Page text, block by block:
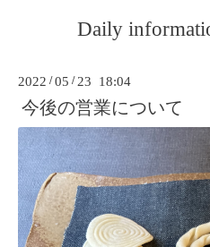
Daily
2022 /05 / 23 18:04
今後の営業について